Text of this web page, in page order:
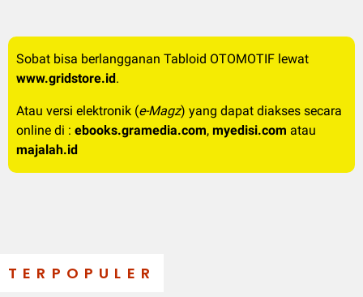
Sobat bisa berlangganan Tabloid OTOMOTIF lewat
www.gridstore.id.
Atau versi elektronik (e-Magz) yang dapat diakses secara
online di : ebooks.gramedia.com, myedisi.com atau
majalah.id
TERPOPULER